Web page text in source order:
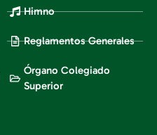
Himno
Reglamentos Generales
Órgano Colegiado
Superior